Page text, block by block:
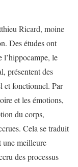
Ricard, moine
Des études ont
l’hippocampe, le
présentent des
et fonctionnel. Par
et les émotions,
du corps,
Cela se traduit
une meilleure
des processus